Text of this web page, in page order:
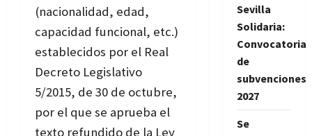
(nacionalidad, edad,
capacidad funcional, etc.)
establecidos por el Real
Decreto Legislativo
5/2015, de 30 de octubre,
por el que se aprueba el
texto refundido de la Ley
Sevilla
Solidaria:
Convocatoria
de
subvenciones
2027
Se